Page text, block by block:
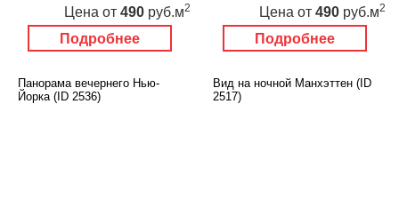
Подробнее
Цена от 490 руб.м2
Подробнее
Цена от 490 руб.м2
Панорама вечернего Нью-
Йорка (ID 2536)
Вид на ночной Манхэттен (ID
2517)